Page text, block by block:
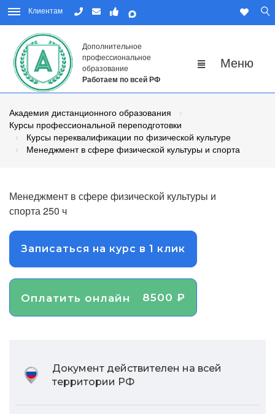
Клиентам
Дополнительное
профессиональное
образование
Работаем по всей РФ
Академия дистанционного образования
Курсы профессиональной переподготовки
Курсы переквалификации по физической культуре
Менеджмент в сфере физической культуры и спорта
Менеджмент в сфере физической культуры и
спорта 250 ч
Записаться на курс в 1 клик
Оплатить онлайн 8500 ₽
Документ действителен на всей
территории РФ